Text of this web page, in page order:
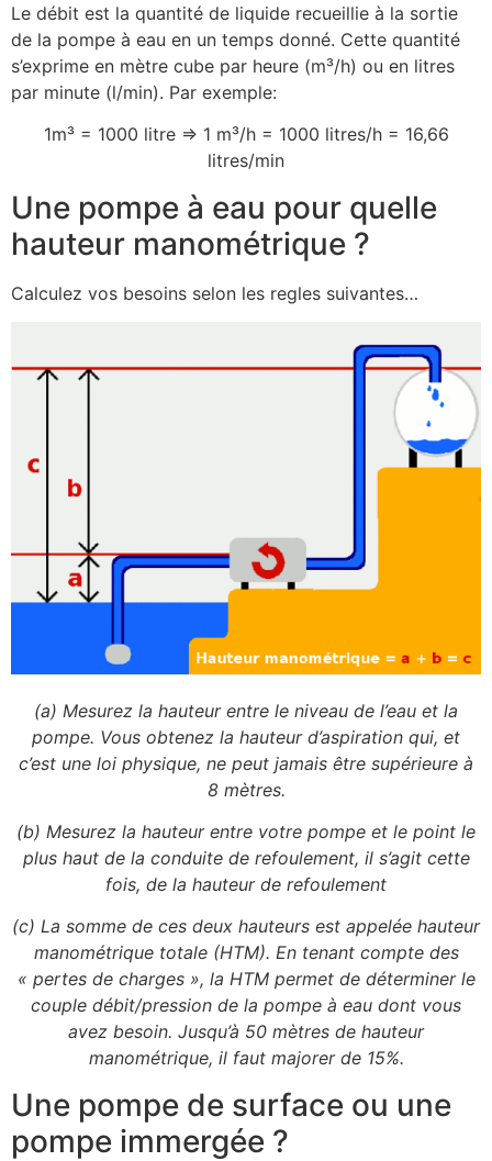
Le débit est la quantité de liquide recueillie à la sortie
de la pompe à eau en un temps donné. Cette quantité
s’exprime en mètre cube par heure (m³/h) ou en litres
par minute (l/min). Par exemple:
1m³ = 1000 litre ⇒ 1 m³/h = 1000 litres/h = 16,66
litres/min
Une pompe à eau pour quelle
hauteur manométrique ?
Calculez vos besoins selon les regles suivantes…
(a) Mesurez la hauteur entre le niveau de l’eau et la
pompe. Vous obtenez la hauteur d’aspiration qui, et
c’est une loi physique, ne peut jamais être supérieure à
8 mètres.
(b) Mesurez la hauteur entre votre pompe et le point le
plus haut de la conduite de refoulement, il s’agit cette
fois, de la hauteur de refoulement
(c) La somme de ces deux hauteurs est appelée hauteur
manométrique totale (HTM). En tenant compte des
« pertes de charges », la HTM permet de déterminer le
couple débit/pression de la pompe à eau dont vous
avez besoin. Jusqu’à 50 mètres de hauteur
manométrique, il faut majorer de 15%.
Une pompe de surface ou une
pompe immergée ?